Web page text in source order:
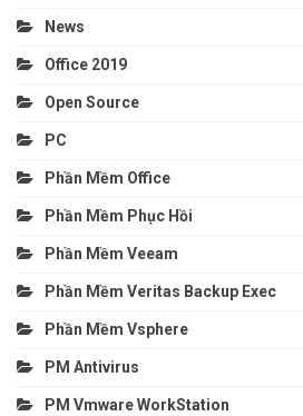
News
Office 2019
Open Source
PC
Phần Mềm Office
Phần Mềm Phục Hồi
Phần Mềm Veeam
Phần Mềm Veritas Backup Exec
Phần Mềm Vsphere
PM Antivirus
PM Vmware WorkStation